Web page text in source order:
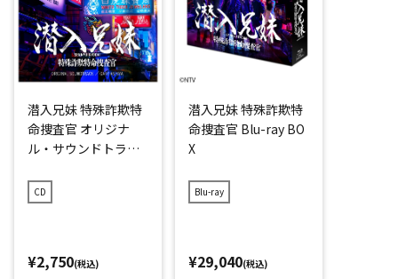
潜入兄妹 特殊詐欺特
命捜査官 オリジナ
ル・サウンドトラッ
CD
¥2,750(税込)
潜入兄妹 特殊詐欺特
命捜査官 Blu-ray BO
X
Blu-ray
¥29,040(税込)